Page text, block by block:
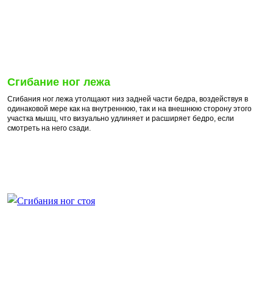
Сгибание ног лежа
Сгибания ног лежа утолщают низ задней части бедра, воздействуя в
одинаковой мере как на внутреннюю, так и на внешнюю сторону этого
участка мышц, что визуально удлиняет и расширяет бедро, если
смотреть на него сзади.